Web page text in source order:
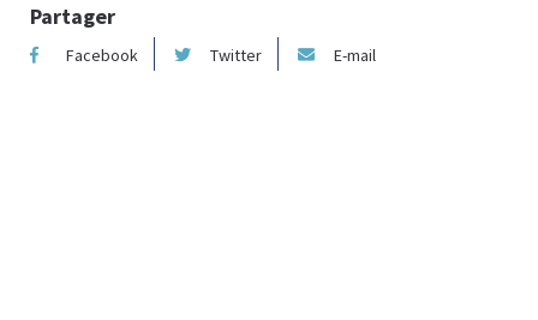
Partager
Facebook Twitter E-mail